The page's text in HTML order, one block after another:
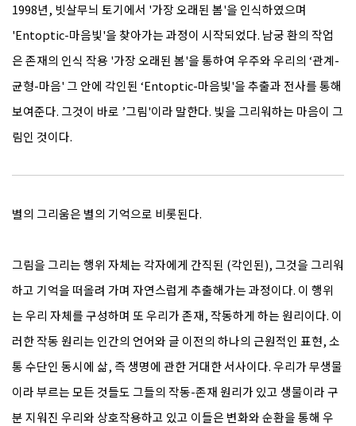
1998년, 빗살무늬 토기에서 '가장 오래된 봄'을 인식하였으며
'Entoptic-마음빛'을 찾아가는 과정이 시작되었다. 남궁 환의 작업
은 존재의 인식 작용 '가장 오래된 봄'을 통하여 우주와 우리의 ‘관계-
균형-마음' 그 안에 각인된 ‘Entoptic-마음빛'을 추출과 전사를 통해
보여준다. 그것이 바로 ’그림'이라 말한다. 빛을 그리워하는 마음이 그
림인 것이다.
별의 그리움은 별의 기억으로 비롯된다.
그림을 그리는 행위 자체는 각자에게 간직된 (각인된), 그것을 그리워
하고 기억을 떠올려 가며 자연스럽게 추출해가는 과정이다. 이 행위
는 우리 자체를 구성하며 또 우리가 존재, 작동하게 하는 원리이다. 이
러한 작동 원리는 인간의 언어와 글 이전의 하나의 근원적인 표현, 소
통 수단인 동시에 삶, 즉 생명에 관한 거대한 서사이다. 우리가 무생물
이라 부르는 모든 것들도 그들의 작동-존재 원리가 있고 생물이라 구
분 지워진 우리와 상호작용하고 있고 이들은 변화와 순환을 통해 우